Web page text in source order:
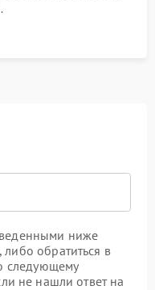
ниже
обратиться в
следующему
не нашли ответ на